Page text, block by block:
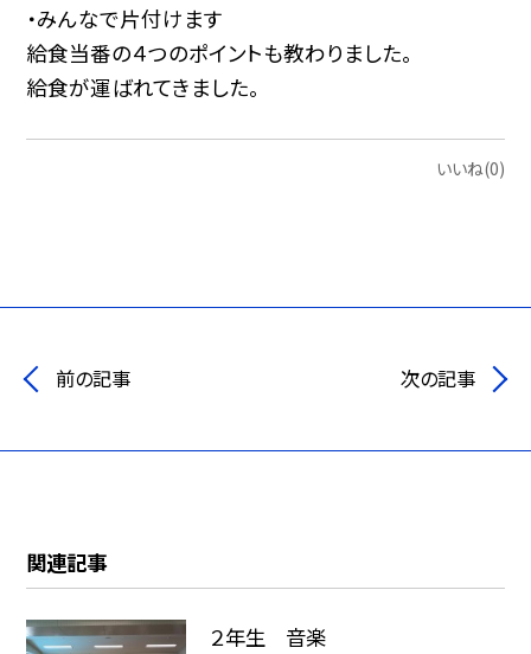
・みんなで片付けます
給食当番の４つのポイントも教わりました。
給食が運ばれてきました。
いいね(0)
前の記事 次の記事
関連記事
２年生 音楽